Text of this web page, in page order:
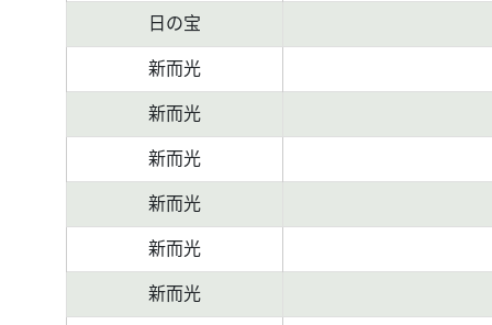
日の宝
新而光
新而光
新而光
新而光
新而光
新而光